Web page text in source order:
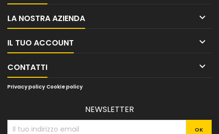
LA NOSTRA AZIENDA 
IL TUO ACCOUNT 
CONTATTI 
Privacy policy Cookie policy
NEWSLETTER